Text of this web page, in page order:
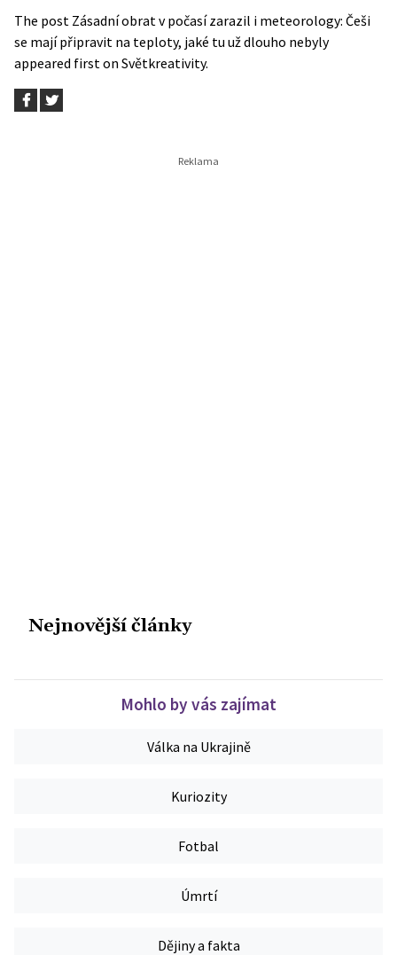
The post Zásadní obrat v počasí zarazil i meteorology: Češi
se mají připravit na teploty, jaké tu už dlouho nebyly
appeared first on Světkreativity.
Nejnovější články
Mohlo by vás zajímat
Válka na Ukrajině
Kuriozity
Fotbal
Úmrtí
Dějiny a fakta